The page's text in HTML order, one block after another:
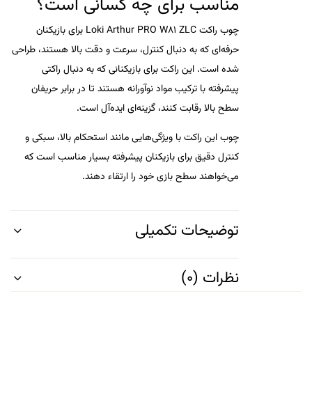
مناسب برای چه کسانی است؟
چوب راکتLoki Arthur PRO W81 ZLC برایبازیکنان
حرفه‌ایکه به دنبال کنترل، سرعت و دقت بالا هستند، طراحی
شده است. این راکت برای بازیکنانی که به دنبال راکتی
پیشرفته با ترکیب مواد نوآورانه هستند تا در برابر حریفان
سطح بالا رقابت کنند، گزینه‌ای ایده‌آل است.
چوب این راکت با ویژگی‌هایی ماننداستحکام بالا، سبکیو
کنترل دقیقبرای بازیکنان پیشرفته بسیار مناسب است که
می‌خواهند سطح بازی خود را ارتقاء دهند.
توضیحات تکمیلی
نظرات (0)